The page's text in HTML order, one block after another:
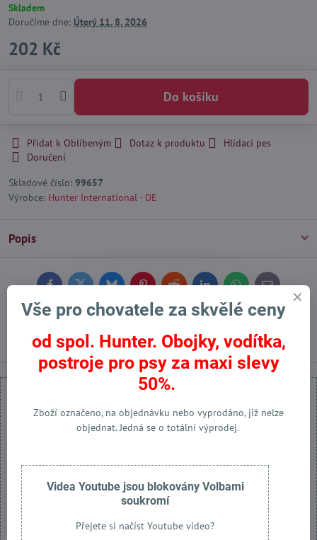
Skladem
Doručíme dne: Úterý11. 8. 2026
202 Kč
Do košíku
Přidat k Oblíbeným Dotaz k produktu
Hlídací pes
Doručení
Skladové číslo: 99657
Výrobce: Hunter International - DE
Popis
FacebookTwitterBlueskyPinterestReddit LinkedInWhatsApp
E-
Vše pro chovatele za skvělé ceny
od spol. Hunter. Obojky, vodítka,
postroje pro psy za maxi slevy
50%.
Zboží označeno, na objednávku nebo vyprodáno, již nelze
objednat. Jedná se o totální výprodej.
Videa Youtube jsou blokovány Volbami
soukromí
Přejete si načíst Youtube video?